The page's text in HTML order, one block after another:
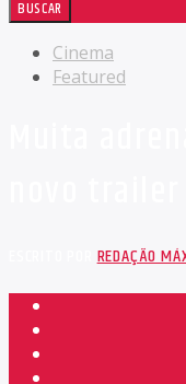
Cinema
Featured
ESCRITO PORREDAÇÃO